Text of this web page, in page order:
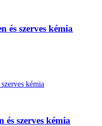
és szerves kémia
és szerves kémia